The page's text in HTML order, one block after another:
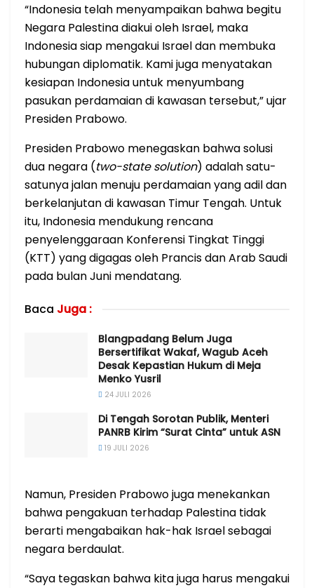
“Indonesia telah menyampaikan bahwa begitu
Negara Palestina diakui oleh Israel, maka
Indonesia siap mengakui Israel dan membuka
hubungan diplomatik. Kami juga menyatakan
kesiapan Indonesia untuk menyumbang
pasukan perdamaian di kawasan tersebut,” ujar
Presiden Prabowo.
Presiden Prabowo menegaskan bahwa solusi
dua negara (two-state solution) adalah satu-
satunya jalan menuju perdamaian yang adil dan
berkelanjutan di kawasan Timur Tengah. Untuk
itu, Indonesia mendukung rencana
penyelenggaraan Konferensi Tingkat Tinggi
(KTT) yang digagas oleh Prancis dan Arab Saudi
pada bulan Juni mendatang.
Baca Juga :
Blangpadang Belum Juga
Bersertifikat Wakaf, Wagub Aceh
Desak Kepastian Hukum di Meja
Menko Yusril
24 JULI 2026
Di Tengah Sorotan Publik, Menteri
PANRB Kirim “Surat Cinta” untuk ASN
19 JULI 2026
Namun, Presiden Prabowo juga menekankan
bahwa pengakuan terhadap Palestina tidak
berarti mengabaikan hak-hak Israel sebagai
negara berdaulat.
“Saya tegaskan bahwa kita juga harus mengakui